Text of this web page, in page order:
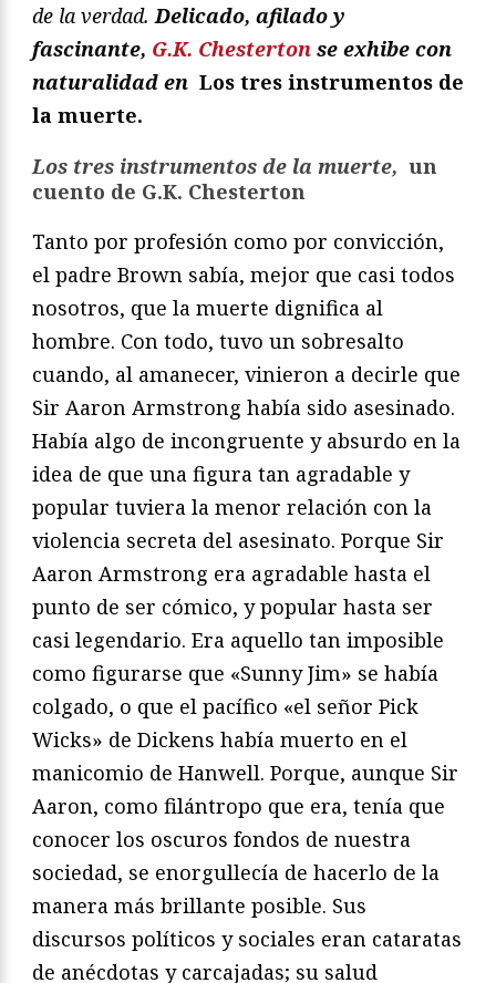
de la verdad. Delicado, afilado y
fascinante, G.K. Chesterton se exhibe con
naturalidad en Los tres instrumentos de
la muerte.
Los tres instrumentos de la muerte, un
cuento de G.K. Chesterton
Tanto por profesión como por convicción,
el padre Brown sabía, mejor que casi todos
nosotros, que la muerte dignifica al
hombre. Con todo, tuvo un sobresalto
cuando, al amanecer, vinieron a decirle que
Sir Aaron Armstrong había sido asesinado.
Había algo de incongruente y absurdo en la
idea de que una figura tan agradable y
popular tuviera la menor relación con la
violencia secreta del asesinato. Porque Sir
Aaron Armstrong era agradable hasta el
punto de ser cómico, y popular hasta ser
casi legendario. Era aquello tan imposible
como figurarse que «Sunny Jim» se había
colgado, o que el pacífico «el señor Pick
Wicks» de Dickens había muerto en el
manicomio de Hanwell. Porque, aunque Sir
Aaron, como filántropo que era, tenía que
conocer los oscuros fondos de nuestra
sociedad, se enorgullecía de hacerlo de la
manera más brillante posible. Sus
discursos políticos y sociales eran cataratas
de anécdotas y carcajadas; su salud